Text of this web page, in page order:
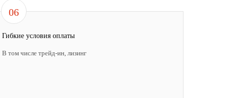
06
Гибкие условия оплаты
В том числе трейд-ин, лизинг